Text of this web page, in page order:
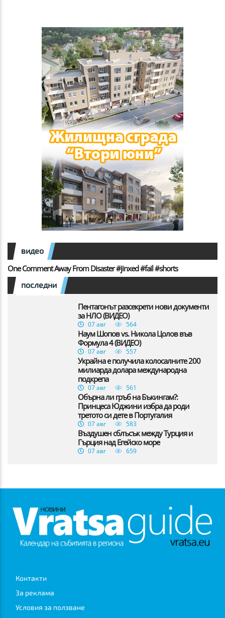
видео
One Comment Away From Disaster #jinxed #fail #shorts
последни
Пентагонът разсекрети нови документи
за НЛО (ВИДЕО)
07 авг 564
Наум Шопов vs. Никола Цолов във
Формула 4 (ВИДЕО)
07 авг 557
Украйна е получила колосалните 200
милиарда долара международна
подкрепа
07 авг 561
Обърна ли гръб на Бъкингам?:
Принцеса Юджини избра да роди
третото си дете в Португалия
07 авг 583
Въздушен сблъсък между Турция и
Гърция над Егейско море
07 авг 659
Контакти
За реклама
Условия за ползване